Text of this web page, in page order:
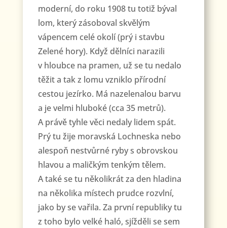
moderní, do roku 1908 tu totiž býval
lom, který zásoboval skvělým
vápencem celé okolí (prý i stavbu
Zelené hory). Když dělníci narazili
v hloubce na pramen, už se tu nedalo
těžit a tak z lomu vzniklo přírodní
cestou jezírko. Má nazelenalou barvu
a je velmi hluboké (cca 35 metrů).
A právě tyhle věci nedaly lidem spát.
Prý tu žije moravská Lochneska nebo
alespoň nestvůrné ryby s obrovskou
hlavou a maličkým tenkým tělem.
A také se tu několikrát za den hladina
na několika místech prudce rozvlní,
jako by se vařila. Za první republiky tu
z toho bylo velké haló, sjížděli se sem